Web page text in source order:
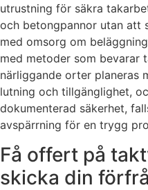
utrustning för säkra
och betongpannor utan att
med omsorg om
med metoder som bevarar
närliggande orter planeras
lutning och tillgänglighet,
dokumenterad säkerhet,
avspärrning för en trygg
Få offert på
skicka din